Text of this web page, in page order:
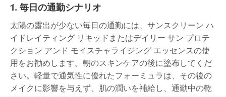
1. 毎日の通勤シナリオ
太陽の露出が少ない毎日の通勤には、サンスクリーン ハ
イドレイティング リキッドまたはデイリー サン プロテ
クション アンド モイスチャライジング エッセンスの使
用をお勧めします。朝のスキンケアの後に塗布してくだ
さい。軽量で通気性に優れたフォーミュラは、その後の
メイクに影響を与えず、肌の潤いを補給し、通勤中の乾